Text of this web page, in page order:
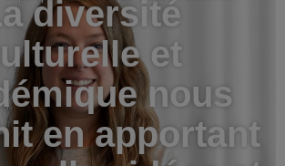
diversité
et
nous
en apportant